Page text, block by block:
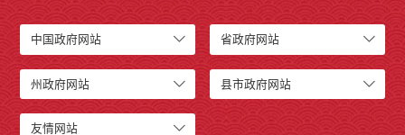
中国政府网站 省政府网站
州政府网站 县市政府网站
友情网站